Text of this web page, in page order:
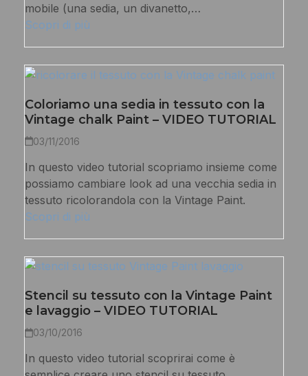
mobile (una sedia, un divanetto,…
Scopri di più
Coloriamo una sedia in tessuto con la
Vintage chalk Paint – VIDEO TUTORIAL
03/11/2016
In questo video tutorial scopriamo insieme come
possiamo cambiare look ad una vecchia sedia in
tessuto ricolorandola con la Vintage Paint.
Scopri di più
Stencil su tessuto con la Vintage Paint
e lavaggio – VIDEO TUTORIAL
03/10/2016
In questo video tutorial scoprirai come è